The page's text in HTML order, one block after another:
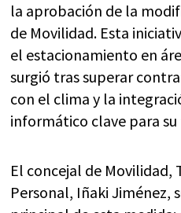
la aprobación de la
de Movilidad. Esta
el estacionamiento en
surgió tras superar
con el clima y la
informático clave para
El concejal de
Personal, Iñaki Jiménez,